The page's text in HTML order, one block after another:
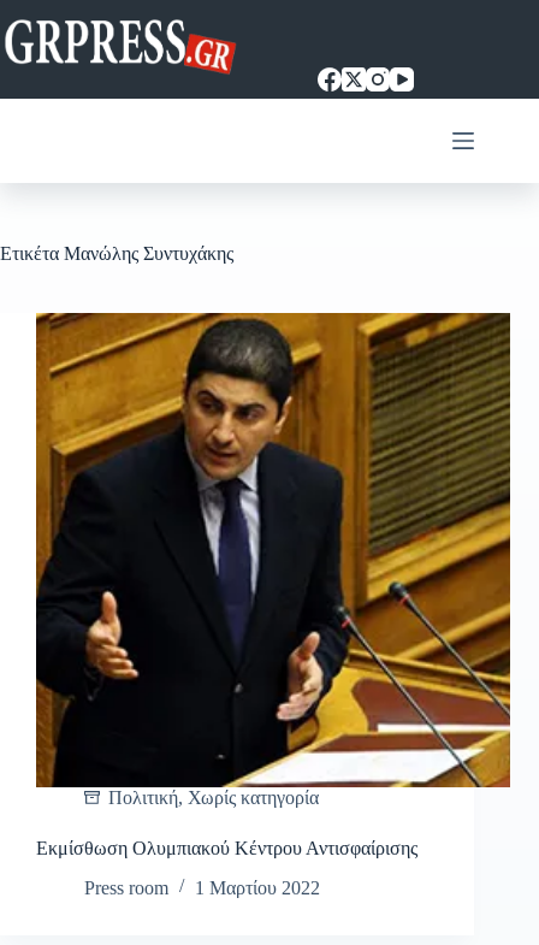
στο
περιεχόμενο
Ετικέτα Μανώλης Συντυχάκης
Πολιτική, Χωρίς κατηγορία
Εκμίσθωση Ολυμπιακού Κέντρου Αντισφαίρισης
Press room
1 Μαρτίου 2022